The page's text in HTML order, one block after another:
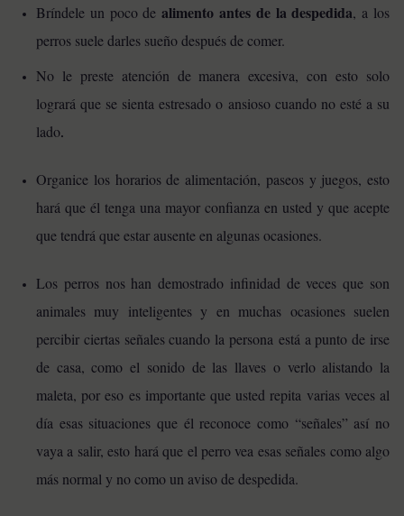
Bríndele un poco dealimento antes de la despedida, a los
perros suele darles sueño después de comer.
No le preste atención de manera excesiva, con esto solo
logrará que se sienta estresado o ansioso cuando no esté a su
lado.
Organice los horarios de alimentación, paseos y juegos, esto
hará que él tenga una mayor confianza en usted y que acepte
que tendrá que estar ausente en algunas ocasiones.
Los perros nos han demostrado infinidad de veces que son
animales muy inteligentes y en muchas ocasiones suelen
percibir ciertas señales cuando la persona está a punto de irse
de casa, como el sonido de las llaves o verlo alistando la
maleta, por eso es importante que usted repita varias veces al
día esas situaciones que él reconoce como “señales” así no
vaya a salir, esto hará que el perro vea esas señales como algo
más normal y no como un aviso de despedida.